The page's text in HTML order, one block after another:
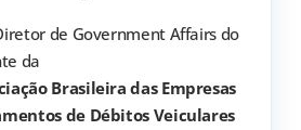
de Government Affairs do
da
Brasileira das Empresas
de Débitos Veiculares